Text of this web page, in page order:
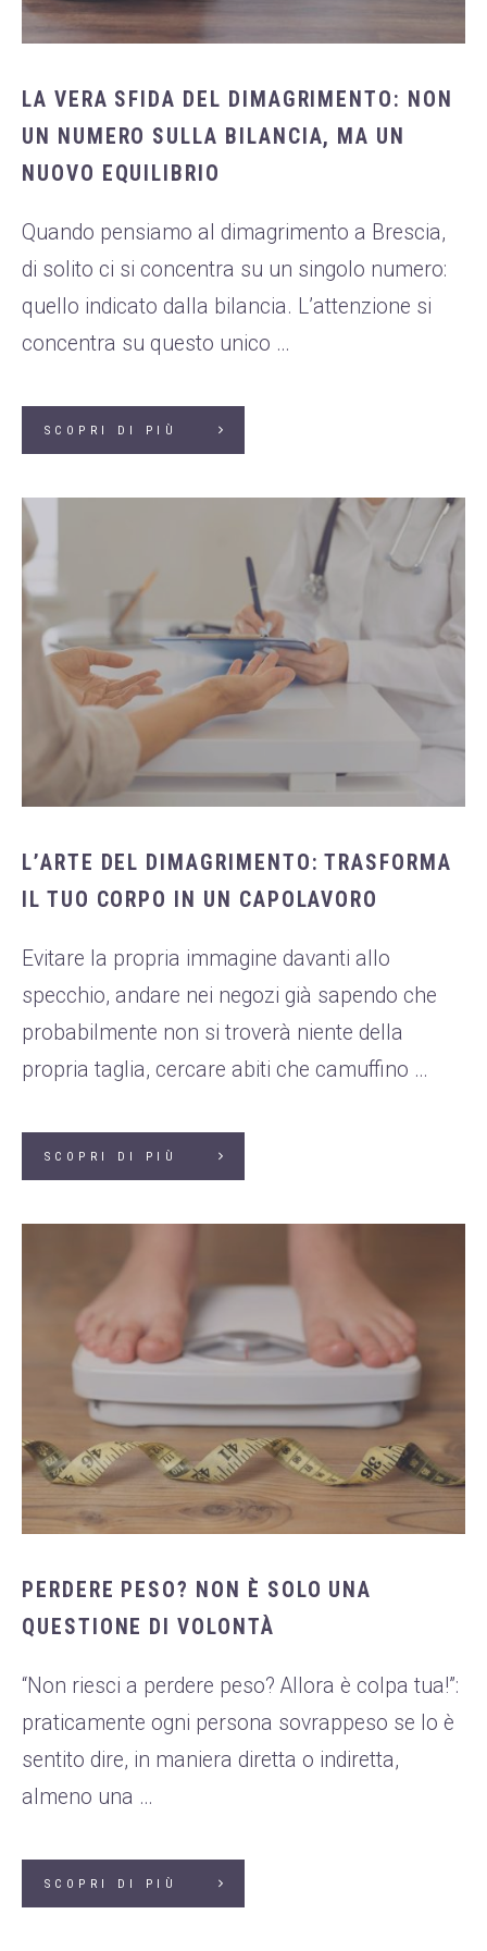
WHATSAPP
+39 389 2681259
menopausa
Problemi sessualità
Trattamenti estetici
LA VERA SFIDA DEL DIMAGRIMENTO: NON
UN NUMERO SULLA BILANCIA, MA UN
NUOVO EQUILIBRIO
Quando pensiamo al dimagrimento a Brescia,
di solito ci si concentra su un singolo numero:
quello indicato dalla bilancia. L’attenzione si
concentra su questo unico …
SCOPRI DI PIÙ
L’ARTE DEL DIMAGRIMENTO: TRASFORMA
IL TUO CORPO IN UN CAPOLAVORO
Evitare la propria immagine davanti allo
specchio, andare nei negozi già sapendo che
probabilmente non si troverà niente della
propria taglia, cercare abiti che camuffino …
SCOPRI DI PIÙ
PERDERE PESO? NON È SOLO UNA
QUESTIONE DI VOLONTÀ
“Non riesci a perdere peso? Allora è colpa tua!”:
praticamente ogni persona sovrappeso se lo è
sentito dire, in maniera diretta o indiretta,
almeno una …
SCOPRI DI PIÙ